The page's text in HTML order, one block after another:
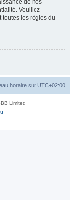
de nos
Veuillez
toutes les règles du
horaire sur UTC+02:00
Limited